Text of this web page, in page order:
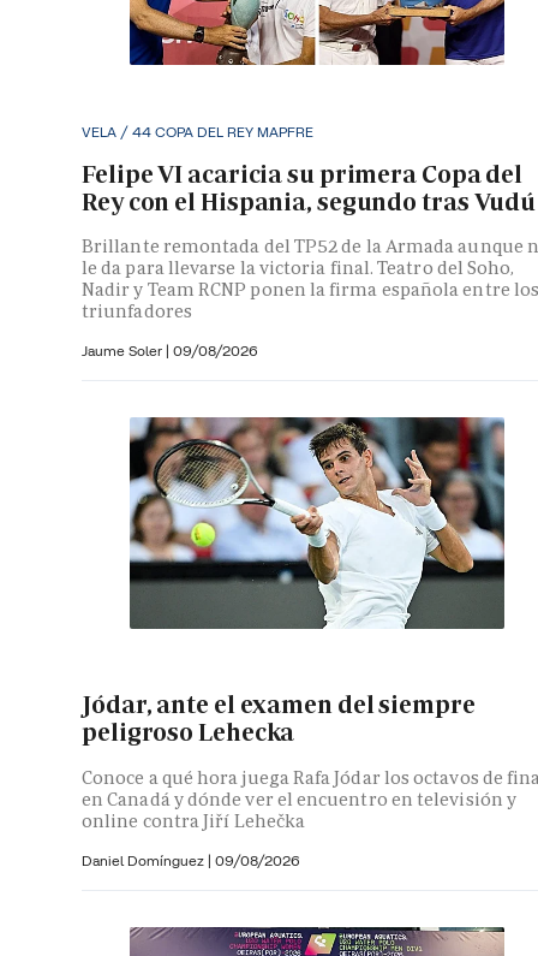
VELA / 44 COPA DEL REY MAPFRE
Felipe VI acaricia su primera Copa del
Rey con el Hispania, segundo tras Vudú
Brillante remontada del TP52 de la Armada aunque
le da para llevarse la victoria final. Teatro del Soho,
Nadir y Team RCNP ponen la firma española entre
triunfadores
Jaume Soler | 09/08/2026
Jódar, ante el examen del siempre
peligroso Lehecka
Conoce a qué hora juega Rafa Jódar los octavos de
en Canadá y dónde ver el encuentro en televisión y
online contra Jiří Lehečka
Daniel Domínguez | 09/08/2026